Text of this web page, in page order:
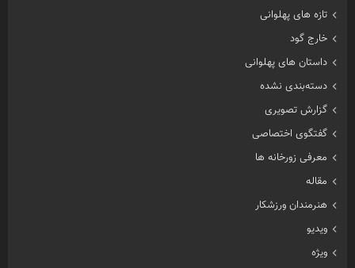
تازه های پهلوانی
خارج گود
داستان های پهلوانی
دسته‌بندی نشده
گزارش تصویری
گفتگوی اختصاصی
معرفی زورخانه ها
مقاله
هنرمندان ورزشکار
ویدیو
ویژه